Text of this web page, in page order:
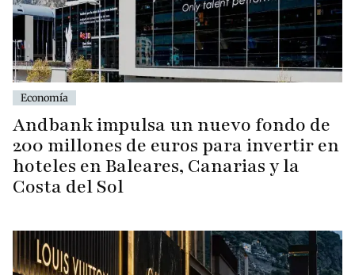
Economía
Andbank impulsa un nuevo fondo de
200 millones de euros para invertir en
hoteles en Baleares, Canarias y la
Costa del Sol